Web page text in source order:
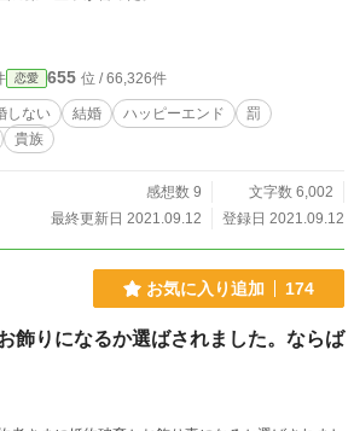
恋愛 655 位 / 66,326件
しない 結婚 ハッピーエンド
罰
貴族
感想数 9
文字数 6,002
最終更新日 2021.09.12
登録日 2021.09.12
お気に入り追加 174
飾りになるか選ばされました。ならば